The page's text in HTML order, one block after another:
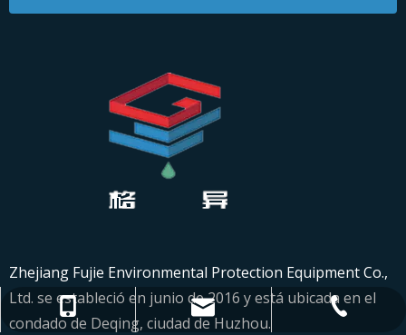
Zhejiang Fujie Environmental Protection Equipment Co.,
Ltd. se estableció en junio de 2016 y está ubicada en el
condado de Deqing, ciudad de Huzhou.
+86-18757586903
leizhitian@ceo.sh.cn
+86-572-8223168